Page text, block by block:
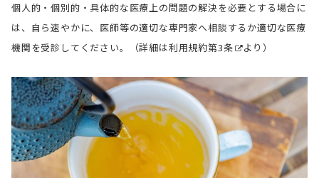
個人的・個別的・具体的な医療上の問題の解決を必要とする場合に
は、自ら速やかに、医師等の適切な専門家へ相談するか適切な医療
機関を受診してください。（詳細は利用規約第3条 より）